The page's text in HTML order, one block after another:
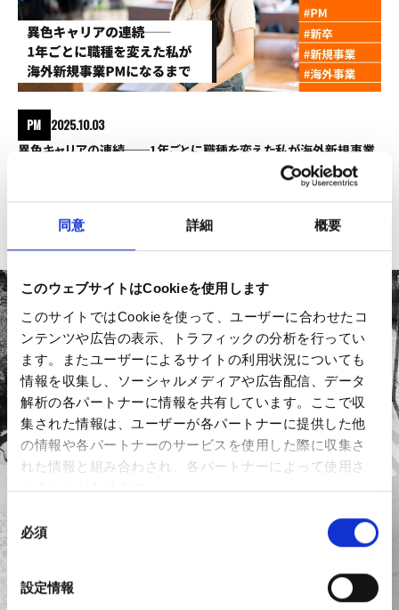
同意 詳細 概要
このウェブサイトはCookieを使用します
このサイトではCookieを使って、ユーザーに合わせたコ
ンテンツや広告の表示、トラフィックの分析を行ってい
ます。またユーザーによるサイトの利用状況についても
情報を収集し、ソーシャルメディアや広告配信、データ
解析の各パートナーに情報を共有しています。ここで収
集された情報は、ユーザーが各パートナーに提供した他
の情報や各パートナーのサービスを使用した際に収集さ
れた情報と組み合わされ、各パートナーによって使用さ
れることがあります。
意
の
必須
設定情報
PM 2025.10.03
異色キャリアの連続──1年ごとに職種を変えた私が海外新規事業
ABOUT
VISION
世界一の企業へ
MISSION